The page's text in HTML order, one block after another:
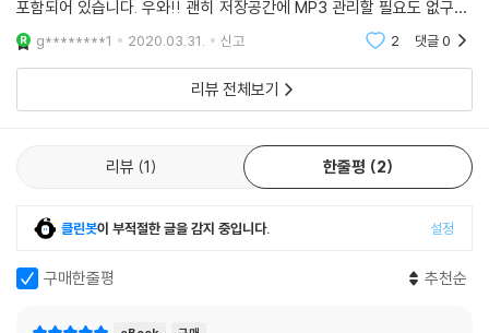
런 영어를 가르쳐주지 않는 것인지… 영어 교과서나 대학 교양영어 교재로
추천해주고픈 책이다.
타이거팀 CEO 황석훈
성공해보지 못했던 영어 말하기를 성공한 유일한 수업이기도 했습니다. 불
과 2개월 전만 해도 영어 한마디 못했는데 나 홀로 해외출장을 떠나 영어로
두 시간 동안 PT를 진행하고 질의응답까지 해냈습니다. 스스로에게 감동
포함되어 있습니다. 우와!! 괜히 저장공간에 MP3 관리할 필요도 없구요,
스마트폰 다들 쓰니까 책과 MP3를 한군데 담아서 편하게 볼 수 있어서 너
무 좋습니다.1분 말하기가 1줄짜
g********1 2020.03.31. 신고 2 댓글0
리뷰 전체보기
리뷰 1 한줄평 2
클린봇이 부적절한 글을 감지 중입니다. 설정
구매한줄평 추천순